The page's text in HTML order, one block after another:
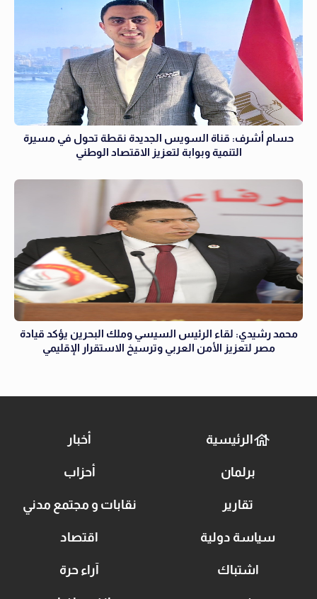
حسام أشرف: قناة السويس الجديدة نقطة تحول في مسيرة
التنمية وبوابة لتعزيز الاقتصاد الوطني
محمد رشيدي: لقاء الرئيس السيسي وملك البحرين يؤكد قيادة
مصر لتعزيز الأمن العربي وترسيخ الاستقرار الإقليمي
الرئيسية أخبار
برلمان أحزاب
تقارير نقابات و مجتمع مدني
سياسة دولية اقتصاد
اشتباك آراء حرة